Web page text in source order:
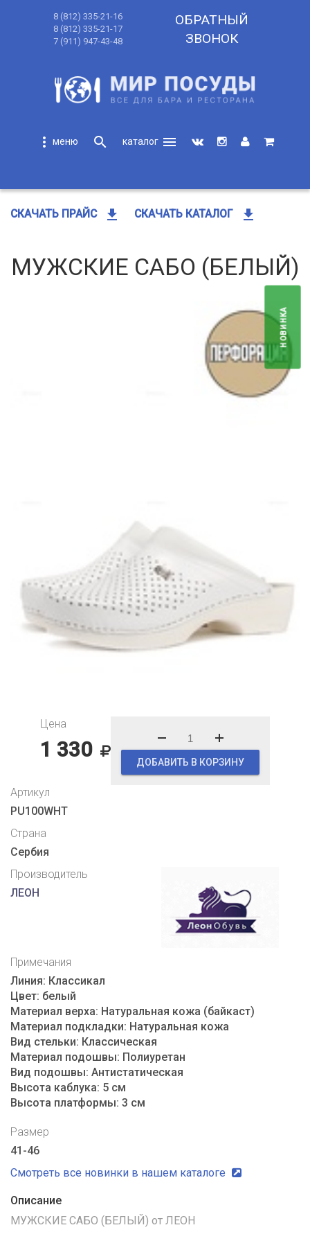
8 (812) 335-21-16
8 (812) 335-21-17
7 (911) 947-43-48
ОБРАТНЫЙ
ЗВОНОК
more_vert search
menu
СКАЧАТЬ ПРАЙС get_app СКАЧАТЬ КАТАЛОГ get_app
МУЖСКИЕ САБО (БЕЛЫЙ)
НОВИНКА
Цена
1 330
ДОБАВИТЬ В КОРЗИНУ
Артикул
PU100WHT
Страна
Сербия
Производитель
ЛЕОН
Примечания
Линия: Классикал
Цвет: белый
Материал верха: Натуральная кожа (байкаст)
Материал подкладки: Натуральная кожа
Вид стельки: Классическая
Материал подошвы: Полиуретан
Вид подошвы: Антистатическая
Высота каблука: 5 см
Высота платформы: 3 см
Размер
41-46
Смотреть все новинки в нашем каталоге
Описание
МУЖСКИЕ САБО (БЕЛЫЙ) от ЛЕОН